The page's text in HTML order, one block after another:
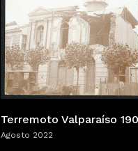
Terremoto Valparaíso
Agosto 2022